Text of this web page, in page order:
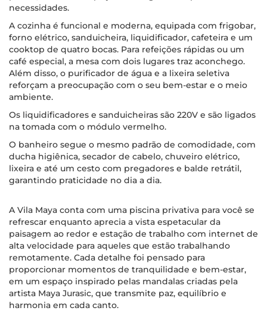
necessidades.
A cozinha é funcional e moderna, equipada com frigobar,
forno elétrico, sanduicheira, liquidificador, cafeteira e um
cooktop de quatro bocas. Para refeições rápidas ou um
café especial, a mesa com dois lugares traz aconchego.
Além disso, o purificador de água e a lixeira seletiva
reforçam a preocupação com o seu bem-estar e o meio
ambiente.
Os liquidificadores e sanduicheiras são 220V e são ligados
na tomada com o módulo vermelho.
O banheiro segue o mesmo padrão de comodidade, com
ducha higiênica, secador de cabelo, chuveiro elétrico,
lixeira e até um cesto com pregadores e balde retrátil,
garantindo praticidade no dia a dia.
A Vila Maya conta com uma piscina privativa para você se
refrescar enquanto aprecia a vista espetacular da
paisagem ao redor e estação de trabalho com internet de
alta velocidade para aqueles que estão trabalhando
remotamente. Cada detalhe foi pensado para
proporcionar momentos de tranquilidade e bem-estar,
em um espaço inspirado pelas mandalas criadas pela
artista Maya Jurasic, que transmite paz, equilíbrio e
harmonia em cada canto.